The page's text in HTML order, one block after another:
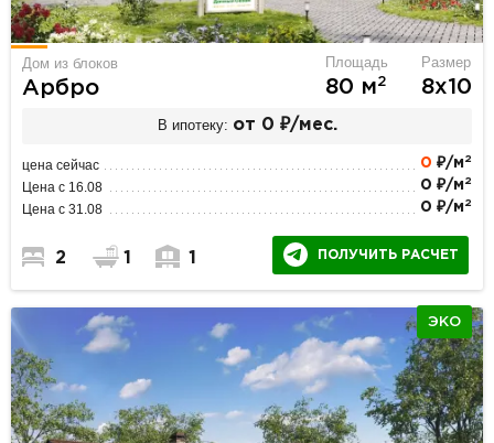
Дом из блоков
Арбро
Площадь
80 м2
Размер
8х10
В ипотеку: от 0 ₽/мес.
цена сейчас 0 ₽/м 2
Цена с 16.08 0 ₽/м 2
Цена с 31.08 0 ₽/м 2
2 1 1 ПОЛУЧИТЬ РАСЧЕТ
ЭКО